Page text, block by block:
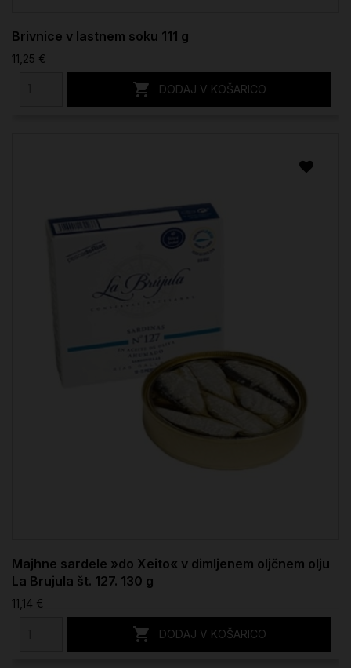
Brivnice v lastnem soku 111 g
11,25 €
 DODAJ V KOŠARICO
Majhne sardele »do Xeito« v dimljenem oljčnem olju
La Brujula št. 127. 130 g
11,14 €
 DODAJ V KOŠARICO